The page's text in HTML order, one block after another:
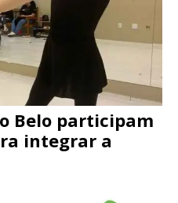
Belo participam
integrar a